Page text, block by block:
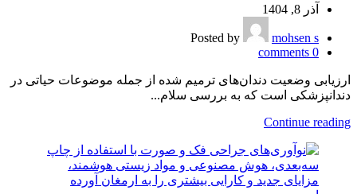
آذر 8, 1404
Posted by
mohsen s
0
comments
ارزیابی وضعیت دندان‌های ترمیم شده از جمله موضوعات حیاتی در
دندانپزشکی است که به بررسی سلام...
Continue reading